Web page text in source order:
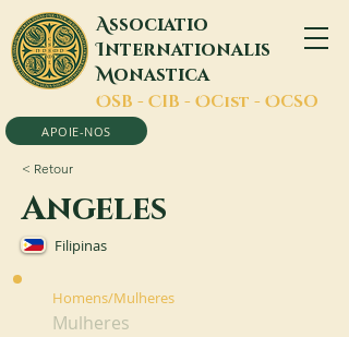
Associatio
Internationalis
Monastica
OSB - CIB - OCist - OCSO
APOIE-NOS
< Retour
Angeles
Filipinas
Homens/Mulheres
Mulheres